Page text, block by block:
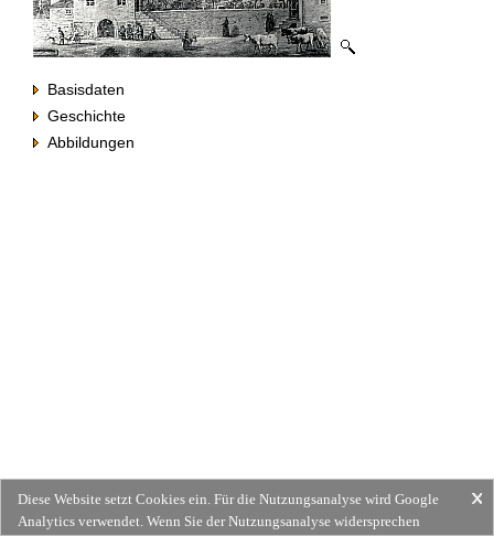
Basisdaten
Geschichte
Abbildungen
Diese Website setzt Cookies ein. Für die Nutzungsanalyse wird Google
Analytics verwendet. Wenn Sie der Nutzungsanalyse widersprechen